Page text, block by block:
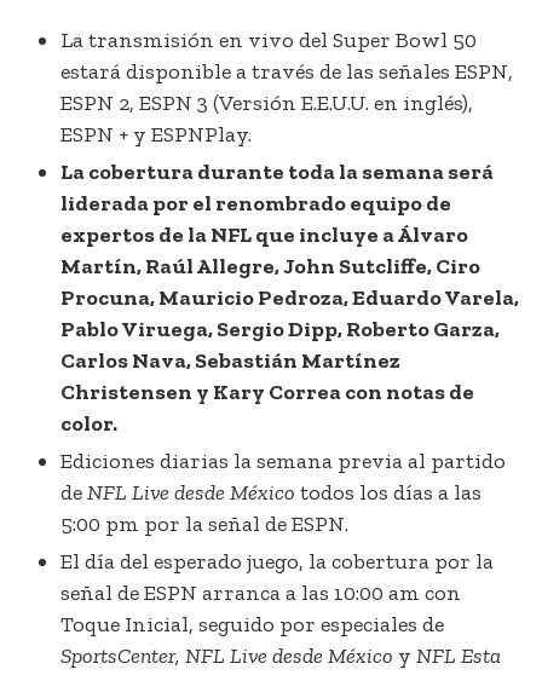
La transmisión en vivo del Super Bowl 50
estará disponible a través de las señales ESPN,
ESPN 2, ESPN 3 (Versión E.E.U.U. en inglés),
ESPN + y ESPNPlay.
La cobertura durante toda la semana será
liderada porel renombradoequipode
expertos de la NFLque incluye aÁlvaro
Martín, Raúl Allegre, John Sutcliffe, Ciro
Procuna, Mauricio Pedroza, Eduardo Varela,
Pablo Viruega, Sergio Dipp, Roberto Garza,
Carlos Nava, Sebastián Martínez
Christensen y Kary Correa con notas de
color.
Ediciones diarias la semana previa al partido
deNFL Live desde México todos los días a las
5:00 pm por la señal de ESPN.
El día del esperado juego, la cobertura por la
señal de ESPN arranca a las 10:00 am con
Toque Inicial, seguido por especiales de
SportsCenter, NFL Live desde México y NFL Esta